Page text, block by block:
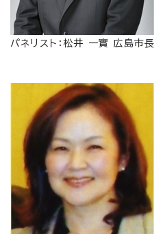
パネリスト：松井 一實 広島市長